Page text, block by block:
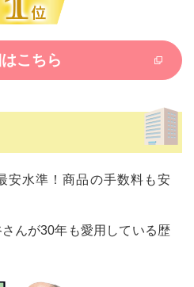
こちら
安水準！商品の手数料も安
んが30年も愛用している歴